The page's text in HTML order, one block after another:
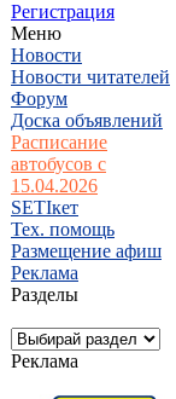
Регистрация
Меню
Новости
Новости читателей
Форум
Доска объявлений
Расписание
автобусов с
15.04.2026
SETIкет
Тех. помощь
Размещение афиш
Реклама
Разделы
Реклама